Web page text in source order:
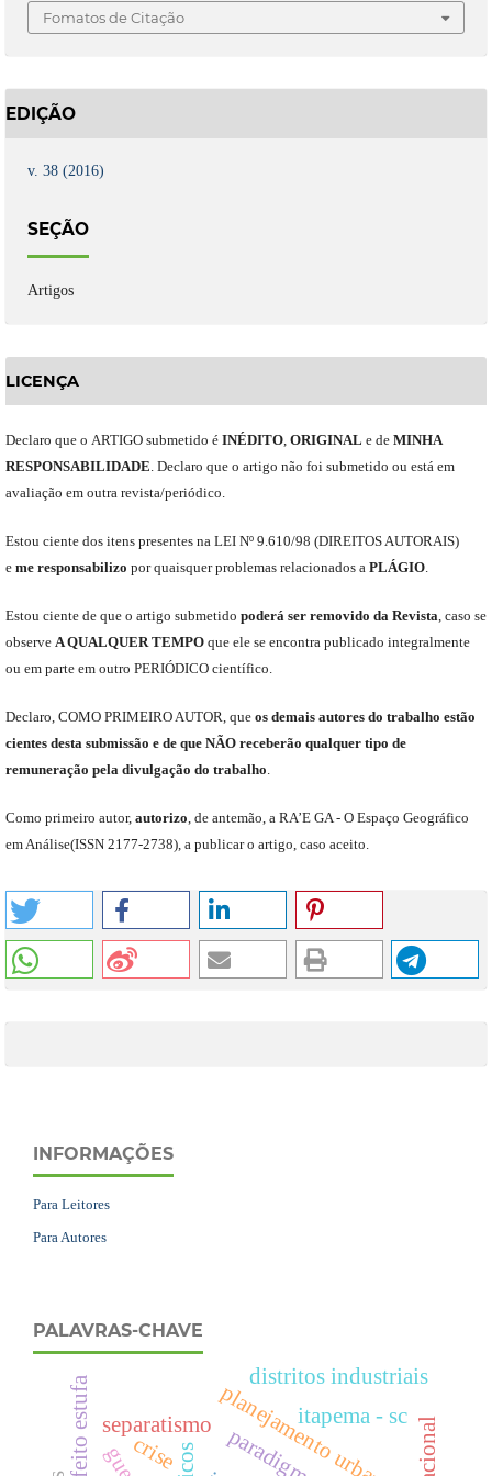
Fomatos de Citação
EDIÇÃO
v. 38 (2016)
SEÇÃO
Artigos
LICENÇA
Declaro que o ARTIGO submetido é INÉDITO, ORIGINAL ede MINHA
RESPONSABILIDADE. Declaro que o artigo não foi submetido ou está em
avaliação em outra revista/periódico.
Estou ciente dos itens presentes na LEI Nº 9.610/98 (DIREITOS AUTORAIS)
e meresponsabilizo por quaisquer problemas relacionados a PLÁGIO.
Estou ciente de que o artigo submetido poderá ser removido da Revista,caso se
observe A QUALQUER TEMPOque elese encontra publicado integralmente
ou em parte em outro PERIÓDICOcientífico.
Declaro, COMO PRIMEIRO AUTOR,que os demais autores do trabalho estão
cientes desta submissão e de que NÃOreceberão qualquer tipo de
remuneração pela divulgação do trabalho.
Como primeiro autor, autorizo, de antemão, a RA’E GA - O Espaço Geográfico
em Análise(ISSN 2177-2738), a publicar o artigo, caso aceito.
INFORMAÇÕES
Para Leitores
Para Autores
PALAVRAS-CHAVE
planejamento urbano
separatismo
crise
itapema - sc
efeito estufa distritos industriais
paradigmas